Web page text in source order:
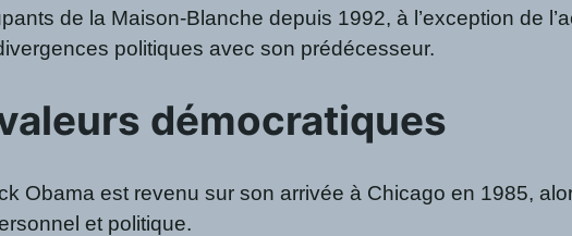
de la Maison-Blanche depuis 1992, à l’exception de
politiques avec son prédécesseur.
démocratiques
Obama est revenu sur son arrivée à Chicago en 1985,
et politique.